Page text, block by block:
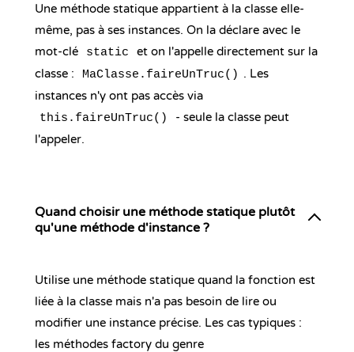
Une méthode statique appartient à la classe elle-
même, pas à ses instances. On la déclare avec le
mot-clé
static
et on l'appelle directement sur la
classe :
MaClasse.faireUnTruc() . Les
instances n'y ont pas accès via
this.faireUnTruc()
- seule la classe peut
l'appeler.
Quand choisir une méthode statique plutôt
qu'une méthode d'instance ?
Utilise une méthode statique quand la fonction est
liée à la classe mais n'a pas besoin de lire ou
modifier une instance précise. Les cas typiques :
les méthodes factory du genre